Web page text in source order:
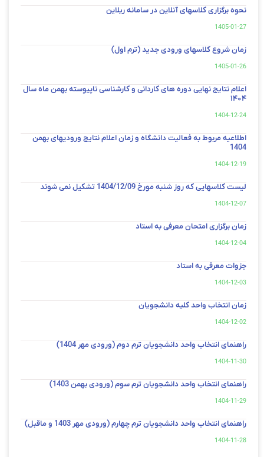
نحوه برگزاری کلاسهای آنلاین در سامانه ریلاین
1405-01-27
زمان شروع کلاسهای ورودی جدید (ترم اول)
1405-01-26
اعلام نتایج نهایی دوره های کاردانی و کارشناسی ناپیوسته بهمن ماه سال
۱۴۰۴
1404-12-24
اطلاعیه مربوط به فعالیت دانشگاه و زمان اعلام نتایج ورودیهای بهمن
1404
1404-12-19
لیست کلاسهایی که روز شنبه مورخ 1404/12/09 تشکیل نمی شوند
1404-12-07
زمان برگزاری امتحان معرفی به استاد
1404-12-04
جزوات معرفی به استاد
1404-12-03
زمان انتخاب واحد کلیه دانشجویان
1404-12-02
راهنمای انتخاب واحد دانشجویان ترم دوم (ورودی مهر 1404)
1404-11-30
راهنمای انتخاب واحد دانشجویان ترم سوم (ورودی بهمن 1403)
1404-11-29
راهنمای انتخاب واحد دانشجویان ترم چهارم (ورودی مهر 1403 و ماقبل)
1404-11-28